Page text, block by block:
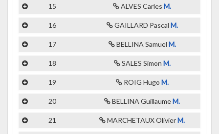
15 ALVES CarlesM.
16 GAILLARD Pascal M.
17 BELLINA Samuel M.
18 SALES Simon M.
19 ROIG Hugo M.
20 BELLINA GuillaumeM.
21 MARCHETAUX OlivierM.